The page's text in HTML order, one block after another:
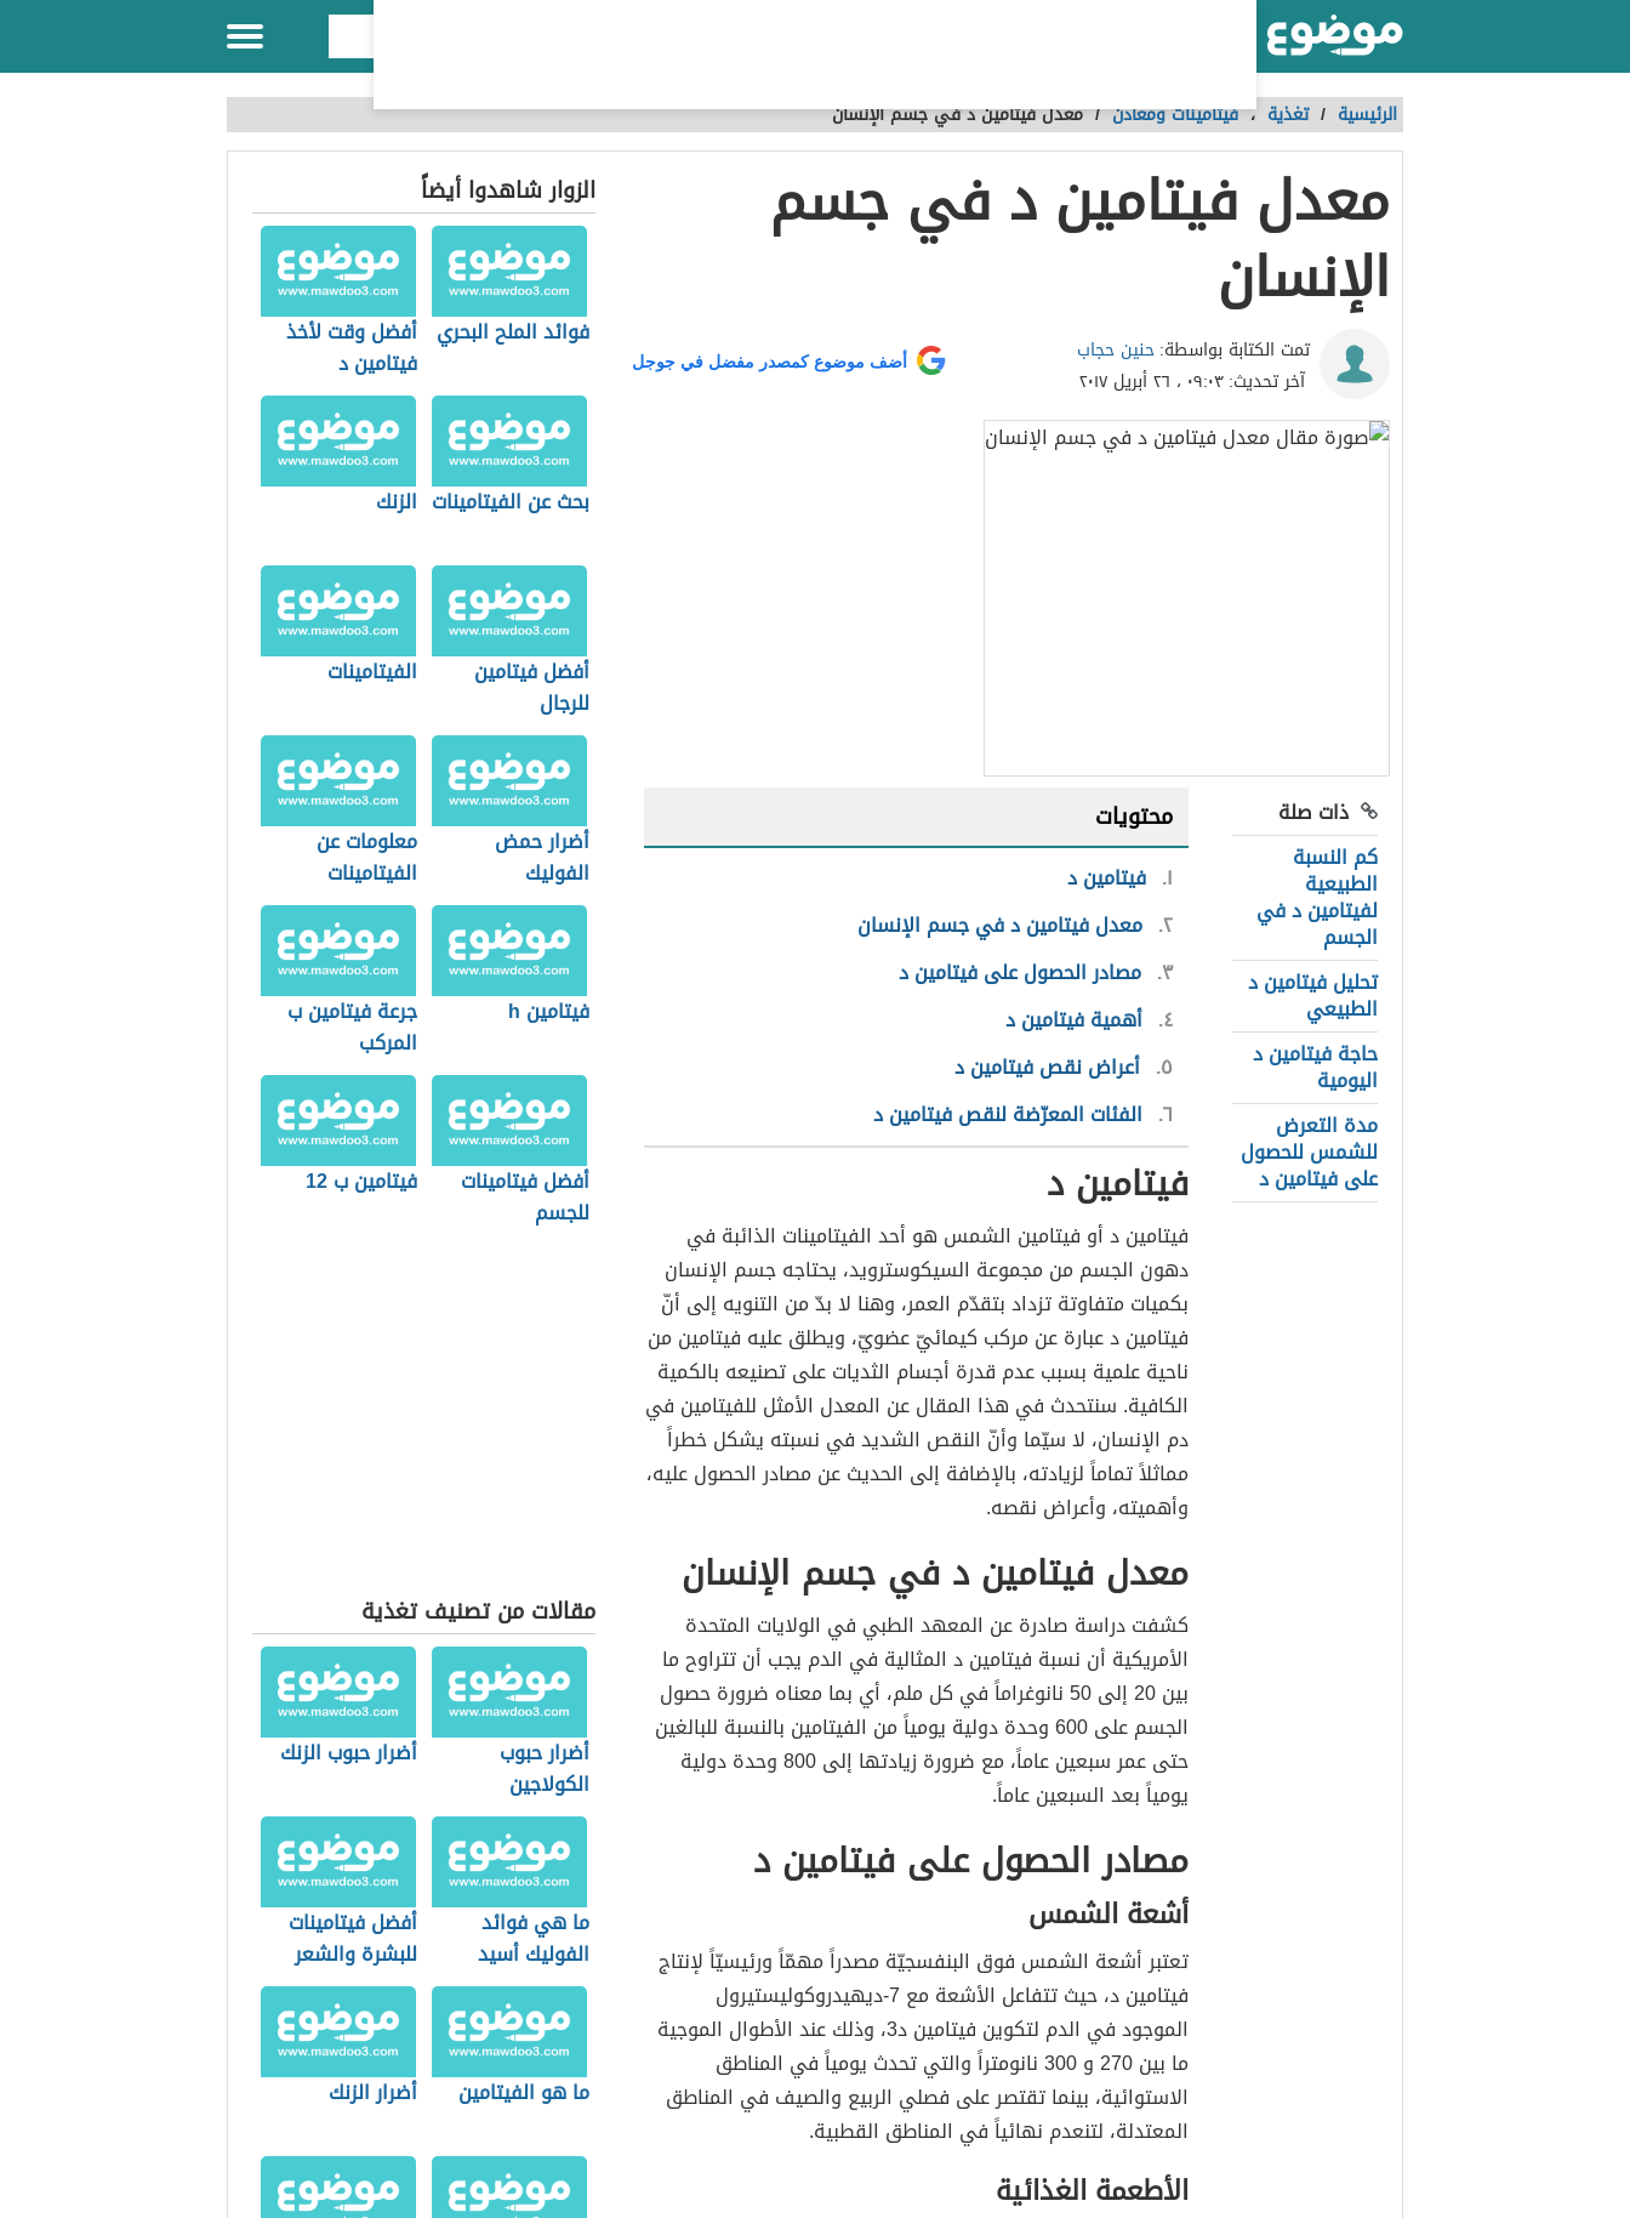
الرئيسية / تغذية ،فيتامينات ومعادن /معدل فيتامين د في جسم الإنسان
معدل فيتامين د في جسم
الإنسان
تمت الكتابة بواسطة:حنين حجاب
آخر تحديث:٠٩:٠٣ ، ٢٦ أبريل ٢٠١٧
أضف موضوع كمصدر مفضل في جوجل
ذات صلة
كم النسبة
الطبيعية
لفيتامين د في
الجسم
تحليل فيتامين د
الطبيعي
حاجة فيتامين د
اليومية
مدة التعرض
للشمس للحصول
على فيتامين د
محتويات
١ فيتامين د
٢ معدل فيتامين د في جسم الإنسان
٣ مصادر الحصول على فيتامين د
٤ أهمية فيتامين د
٥ أعراض نقص فيتامين د
٦ الفئات المعرّضة لنقص فيتامين د
فيتامين د
فيتامين د أو فيتامين الشمس هو أحد الفيتامينات الذائبة في
دهون الجسم من مجموعة السيكوسترويد، يحتاجه جسم الإنسان
بكميات متفاوتة تزداد بتقدّم العمر، وهنا لا بدّ من التنويه إلى أنّ
فيتامين د عبارة عن مركب كيمائيّ عضويّ، ويطلق عليه فيتامين من
ناحية علمية بسبب عدم قدرة أجسام الثديات على تصنيعه بالكمية
الكافية. سنتحدث في هذا المقال عن المعدل الأمثل للفيتامين في
دم الإنسان، لا سيّما وأنّ النقص الشديد في نسبته يشكل خطراً
مماثلاً تماماً لزيادته، بالإضافة إلى الحديث عن مصادر الحصول عليه،
وأهميته، وأعراض نقصه.
معدل فيتامين د في جسم الإنسان
كشفت دراسة صادرة عن المعهد الطبي في الولايات المتحدة
الأمريكية أن نسبة فيتامين د المثالية في الدم يجب أن تتراوح ما
بين 20 إلى 50 نانوغراماً في كل ملم، أي بما معناه ضرورة حصول
الجسم على 600 وحدة دولية يومياً من الفيتامين بالنسبة للبالغين
حتى عمر سبعين عاماً، مع ضرورة زيادتها إلى 800 وحدة دولية
يومياً بعد السبعين عاماً.
مصادر الحصول على فيتامين د
أشعة الشمس
تعتبر أشعة الشمس فوق البنفسجيّة مصدراً مهمّاً ورئيسيّاً لإنتاج
فيتامين د، حيث تتفاعل الأشعة مع 7-ديهيدروكوليستيرول
الموجود في الدم لتكوين فيتامين د3، وذلك عند الأطوال الموجية
ما بين 270 و 300 نانومتراً والتي تحدث يومياً في المناطق
الاستوائية، بينما تقتصر على فصلي الربيع والصيف في المناطق
المعتدلة، لتنعدم نهائياً في المناطق القطبية.
الأطعمة الغذائية
الزوار شاهدوا أيضاً
فوائد الملح البحري أفضل وقت لأخذ
فيتامين د
بحث عن الفيتامينات الزنك
أفضل فيتامين
للرجال
الفيتامينات
أضرار حمض
الفوليك
معلومات عن
الفيتامينات
فيتامين h
جرعة فيتامين ب
المركب
أفضل فيتامينات
للجسم
فيتامين ب 12
مقالات من تصنيف تغذية
أضرار حبوب
الكولاجين
أضرار حبوب الزنك
ما هي فوائد
الفوليك أسيد
أفضل فيتامينات
للبشرة والشعر
والأظافر
ما هو الفيتامين أضرار الزنك